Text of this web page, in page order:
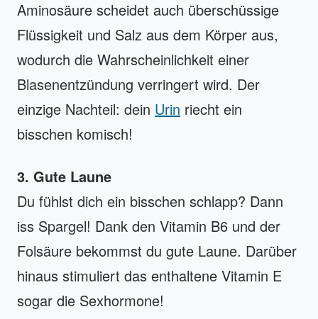
Aminosäure scheidet auch überschüssige
Flüssigkeit und Salz aus dem Körper aus,
wodurch die Wahrscheinlichkeit einer
Blasenentzündung verringert wird. Der
einzige Nachteil: dein Urin riecht ein
bisschen komisch!
3. Gute Laune
Du fühlst dich ein bisschen schlapp? Dann
iss Spargel! Dank den Vitamin B6 und der
Folsäure bekommst du gute Laune. Darüber
hinaus stimuliert das enthaltene Vitamin E
sogar die Sexhormone!